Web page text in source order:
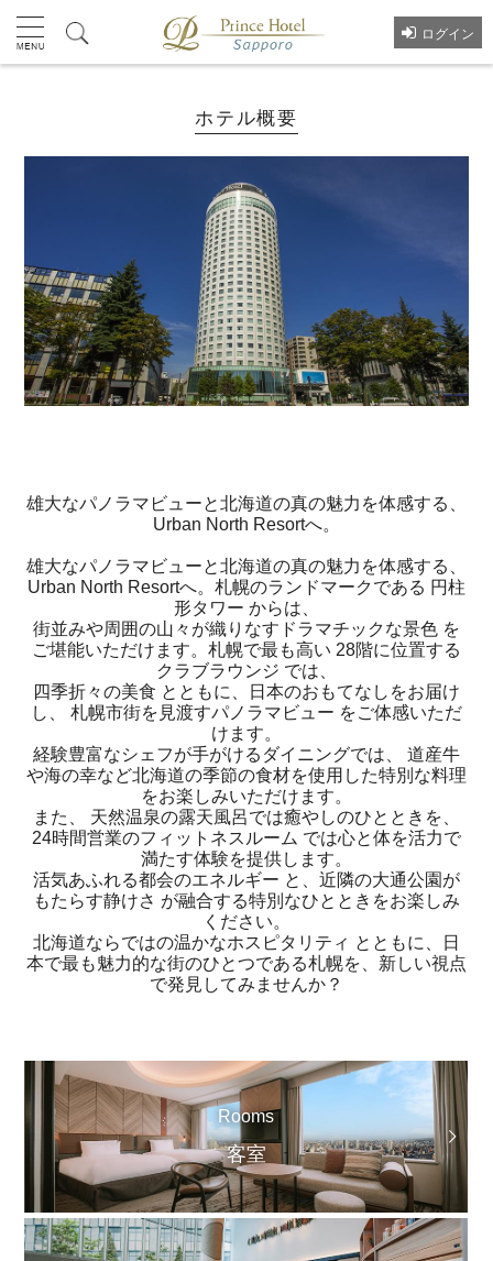
ログイン
ホテル概要
雄大なパノラマビューと北海道の真の魅力を体感する、
Urban North Resortへ。
雄大なパノラマビューと北海道の真の魅力を体感する、
Urban North Resortへ。札幌のランドマークである 円柱
形タワー からは、
街並みや周囲の山々が織りなすドラマチックな景色 を
ご堪能いただけます。札幌で最も高い 28階に位置する
クラブラウンジ では、
四季折々の美食 とともに、日本のおもてなしをお届け
し、 札幌市街を見渡すパノラマビュー をご体感いただ
けます。
経験豊富なシェフが手がけるダイニングでは、 道産牛
や海の幸など北海道の季節の食材を使用した特別な料理
をお楽しみいただけます。
また、 天然温泉の露天風呂では癒やしのひとときを、
24時間営業のフィットネスルーム では心と体を活力で
満たす体験を提供します。
活気あふれる都会のエネルギー と、近隣の大通公園が
もたらす静けさ が融合する特別なひとときをお楽しみ
ください。
北海道ならではの温かなホスピタリティ とともに、日
本で最も魅力的な街のひとつである札幌を、新しい視点
で発見してみませんか？
Rooms
客室